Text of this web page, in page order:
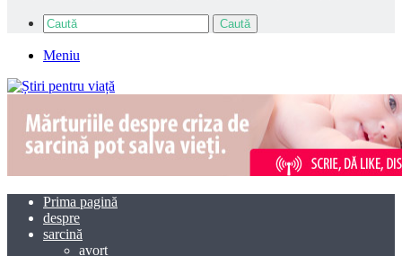
Caută
Meniu
Prima pagină
despre
sarcină
avort